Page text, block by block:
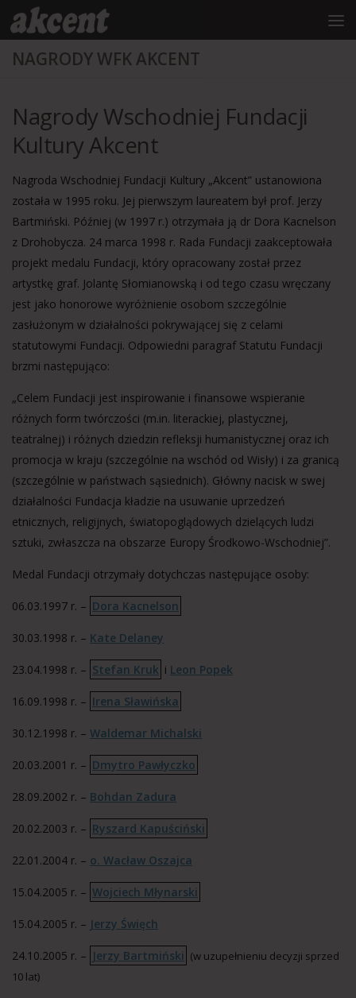
treści
Przejdź do treści
NAGRODY WFK AKCENT
Nagrody Wschodniej Fundacji
Kultury Akcent
Nagroda Wschodniej Fundacji Kultury „Akcent” ustanowiona
została w 1995 roku. Jej pierwszym laureatem był prof. Jerzy
Bartmiński. Później (w 1997 r.) otrzymała ją dr Dora Kacnelson
z Drohobycza. 24 marca 1998 r. Rada Fundacji zaakceptowała
projekt medalu Fundacji, który opracowany został przez
artystkę graf. Jolantę Słomianowską i od tego czasu wręczany
jest jako honorowe wyróżnienie osobom szczególnie
zasłużonym w działalności pokrywającej się z celami
statutowymi Fundacji. Odpowiedni paragraf Statutu Fundacji
brzmi następująco:
„Celem Fundacji jest inspirowanie i finansowe wspieranie
różnych form twórczości (m.in. literackiej, plastycznej,
teatralnej) i różnych dziedzin refleksji humanistycznej oraz ich
promocja w kraju (szczególnie na wschód od Wisły) i za granicą
(szczególnie w państwach sąsiednich). Główny nacisk w swej
działalności Fundacja kładzie na usuwanie uprzedzeń
etnicznych, religijnych, światopoglądowych dzielących ludzi
sztuki, zwłaszcza na obszarze Europy Środkowo-Wschodniej”.
Medal Fundacji otrzymały dotychczas następujące osoby:
06.03.1997 r. – Dora Kacnelson
30.03.1998 r. – Kate Delaney
23.04.1998 r. – Stefan Kruk i Leon Popek
16.09.1998 r. – Irena Sławińska
30.12.1998 r. – Waldemar Michalski
20.03.2001 r. – Dmytro Pawłyczko
28.09.2002 r. – Bohdan Zadura
20.02.2003 r. – Ryszard Kapuściński
22.01.2004 r. – o. Wacław Oszajca
15.04.2005 r. – Wojciech Młynarski
15.04.2005 r. – Jerzy Święch
24.10.2005 r. – Jerzy Bartmiński (w uzupełnieniu decyzji sprzed
10 lat)